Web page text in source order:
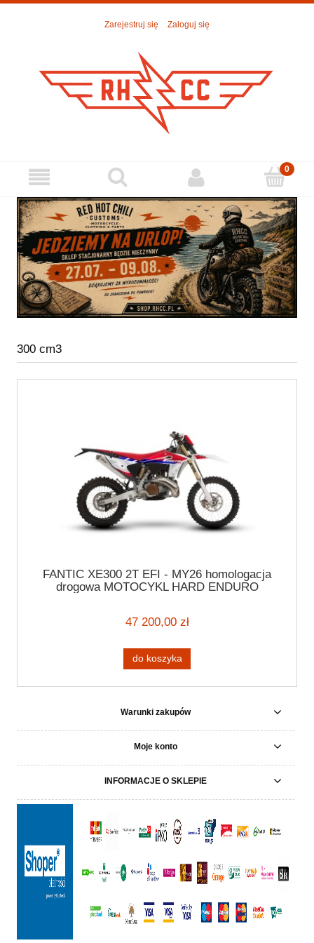
Zarejestruj się Zaloguj się
300 cm3
FANTIC XE300 2T EFI - MY26 homologacja
drogowa MOTOCYKL HARD ENDURO
47 200,00 zł
do koszyka
Warunki zakupów
Moje konto
INFORMACJE O SKLEPIE